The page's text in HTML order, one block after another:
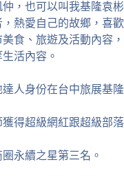
，也可以叫我基隆袁
熱愛自己的故鄉，喜
食、旅遊及活動內容
活內容。
達人身份在台中旅展基
獲得超級網紅跟超級部
永續之星第三名。